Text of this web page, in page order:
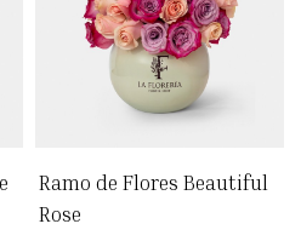
Ramo de Flores Beautiful
Rose